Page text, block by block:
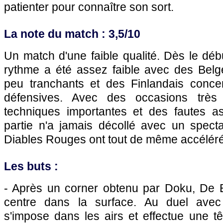
patienter pour connaître son sort.
La note du match : 3,5/10
Un match d'une faible qualité. Dès le
rythme a été assez faible avec des
peu tranchants et des Finlandais
défensives. Avec des occasions
techniques importantes et des fautes
partie n'a jamais décollé avec un
Diables Rouges ont tout de même
Les buts :
- Après un corner obtenu par Doku, De
centre dans la surface. Au duel avec
s'impose dans les airs et effectue une